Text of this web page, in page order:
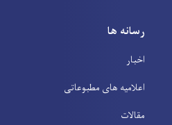
رسانه ها
اخبار
اعلامیه های مطبوعاتی
مقالات